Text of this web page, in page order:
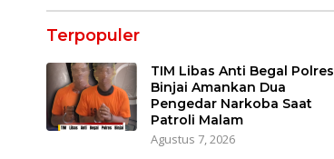
Terpopuler
TIM Libas Anti Begal Polres
Binjai Amankan Dua
Pengedar Narkoba Saat
Patroli Malam
Agustus 7, 2026